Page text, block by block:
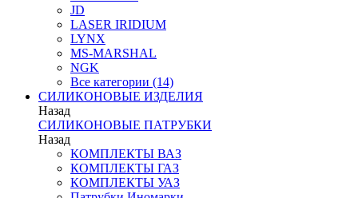
JD
LASER IRIDIUM
LYNX
MS-MARSHAL
NGK
Все категории (14)
СИЛИКОНОВЫЕ ИЗДЕЛИЯ
Назад
СИЛИКОНОВЫЕ ПАТРУБКИ
Назад
КОМПЛЕКТЫ ВАЗ
КОМПЛЕКТЫ ГАЗ
КОМПЛЕКТЫ УАЗ